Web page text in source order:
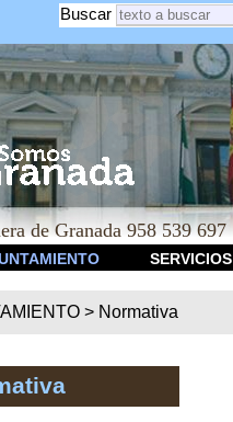
Buscar
de Granada 958 539 697
SERVICIOS
> Normativa